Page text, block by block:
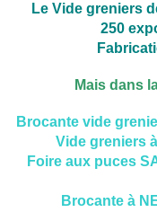
Le Vide greniers
250
Mais dans
Brocante vide
Vide greniers
Foire aux puces
Brocante à